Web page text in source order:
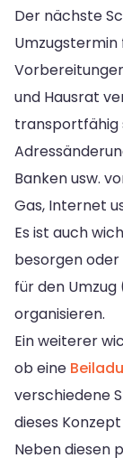
Der nächste
und Hausrat
transportfähig
Banken usw.
Gas, Internet
Es ist auch
besorgen
für den
organisieren.
Ein weiterer
ob eine
verschiedene
dieses
Neben diesen